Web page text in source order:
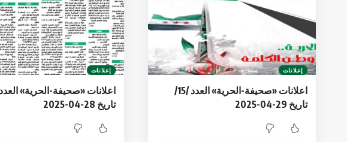
إعلانات
اعلانات «صحيفة-الحرية» العدد /15/
تاريخ 29-04-2025
إعلانات
تاريخ 28-04-2025